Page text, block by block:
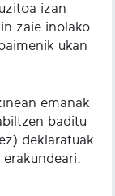
izan
zaie inolako
ukan
emanak
baditu
deklaratuak
erakundeari.